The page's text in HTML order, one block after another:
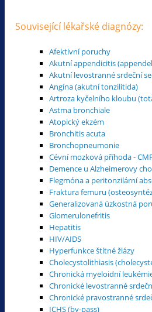
Související lékařské diagnózy:
Afektivní poruchy
Akutní appendicitis
Akutní levostranné srdeční
Angína (akutní tonzilitida)
Artroza kyčelního kloubu
Astma bronchiale
Atopický ekzém
Bronchitis acuta
Bronchopneumonie
Cévní mozková příhoda -
Demence u Alzheimerovy
Flegmóna a peritonzilární
Fraktura femuru
Generalizovaná úzkostná
Glomerulonefritis
Hepatitis
HIV/AIDS
Hyperfunkce štítné žlázy
Cholecystolithiasis
Chronická myeloidní
Chronické levostranné
Chronické pravostranné
ICHS (by-pass)